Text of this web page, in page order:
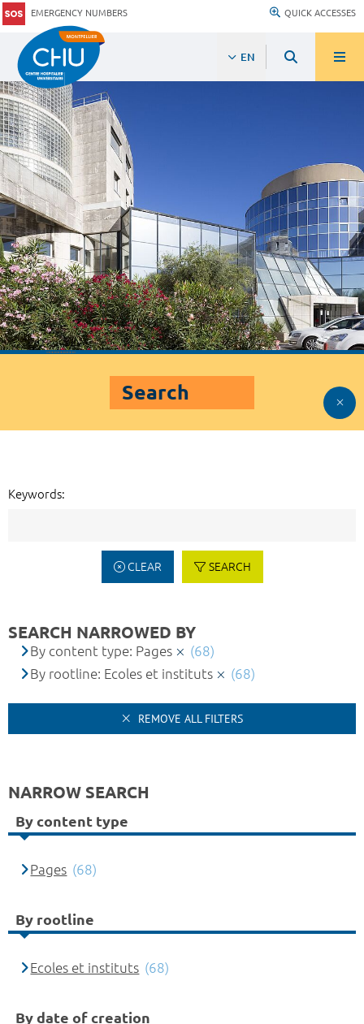
EMERGENCY NUMBERS QUICK ACCESSES
EN
Search
Keywords:
CLEAR SEARCH
SEARCH NARROWED BY
By content type: Pages
(68)
By rootline: Ecoles et instituts
(68)
REMOVE ALL FILTERS
NARROW SEARCH
By content type
Pages (68)
By rootline
Ecoles et instituts (68)
By date of creation